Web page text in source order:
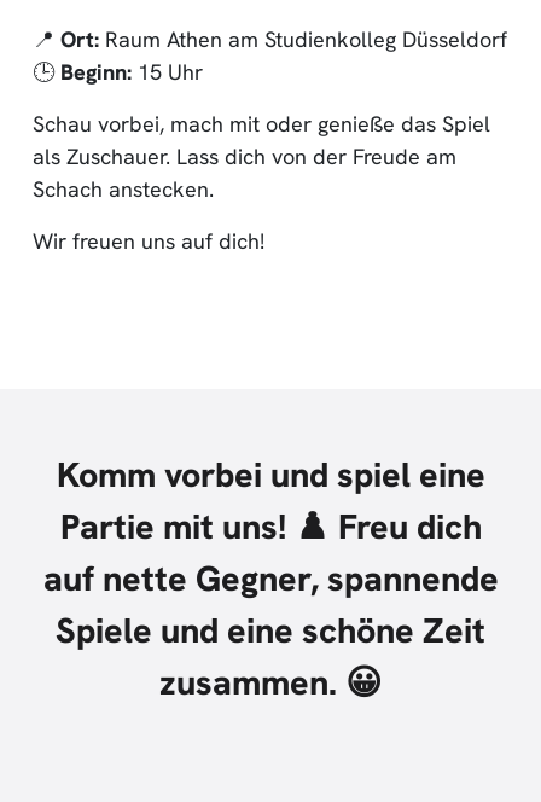
📍 Ort: Raum Athen am Studienkolleg Düsseldorf
🕒 Beginn: 15 Uhr
Schau vorbei, mach mit oder genieße das Spiel
als Zuschauer. Lass dich von der Freude am
Schach anstecken.
Wir freuen uns auf dich!
Komm vorbei und spiel eine
Partie mit uns! ♟️ Freu dich
auf nette Gegner, spannende
Spiele und eine schöne Zeit
zusammen. 😀